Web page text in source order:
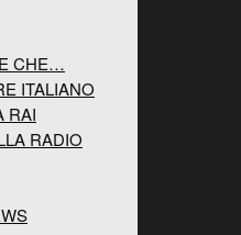
CHE…
ITALIANO
RAI
RADIO